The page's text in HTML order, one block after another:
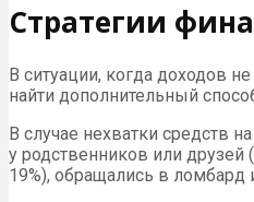
Стратегии
В ситуации, когда доходов
найти дополнительный
В случае нехватки средств
у родственников или
19%), обращались в